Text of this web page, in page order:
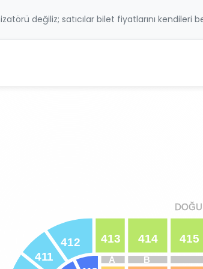
değiliz; satıcılar bilet fiyatlarını
412
411
415
414
413
B
A